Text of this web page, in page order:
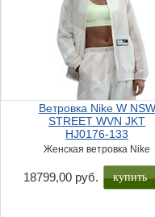
Ветровка Nike W NSW
STREET WVN JKT
HJ0176-133
Женская ветровка Nike
18799,00 руб. купить